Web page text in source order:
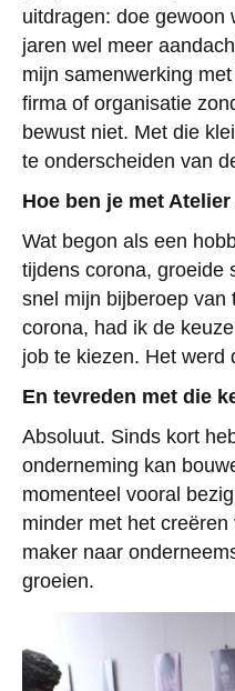
uitdragen: doe gewoon
jaren wel meer
mijn samenwerking
firma of organisatie
bewust niet. Met die
te onderscheiden van
Hoe ben je met
Wat begon als een
tijdens corona, groeide
snel mijn bijberoep van
corona, had ik de
job te kiezen. Het werd
En tevreden met die
Absoluut. Sinds kort
onderneming kan
momenteel vooral
minder met het
maker naar
groeien.